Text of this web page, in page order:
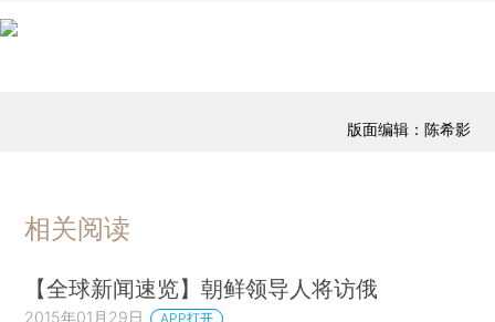
版面编辑：陈希影
相关阅读
【全球新闻速览】朝鲜领导人将访俄
2015年01月29日 APP打开